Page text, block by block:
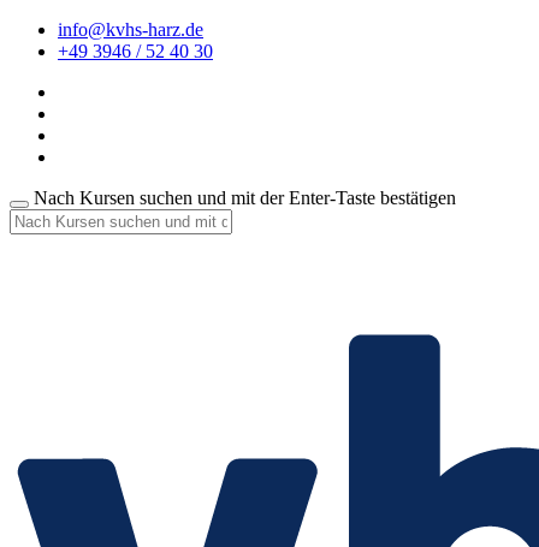
info@kvhs-harz.de
+49 3946 / 52 40 30
Nach Kursen suchen und mit der Enter-Taste bestätigen